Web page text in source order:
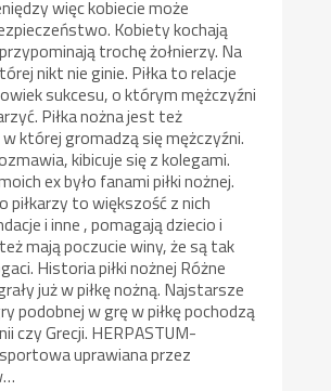
więc kobiecie może
Kobiety kochają
trochę żołnierzy. Na
nikt nie ginie. Piłka to relacje
sukcesu, o którym mężczyźni
Piłka nożna jest też
której gromadzą się mężczyźni.
kibicuje się z kolegami.
ex było fanami piłki nożnej.
piłkarzy to większość z nich
i inne , pomagają dziecio i
mają poczucie winy, że są tak
Historia piłki nożnej Różne
już w piłkę nożną. Najstarsze
podobnej w grę w piłkę pochodzą
czy Grecji. HERPASTUM-
uprawiana przez